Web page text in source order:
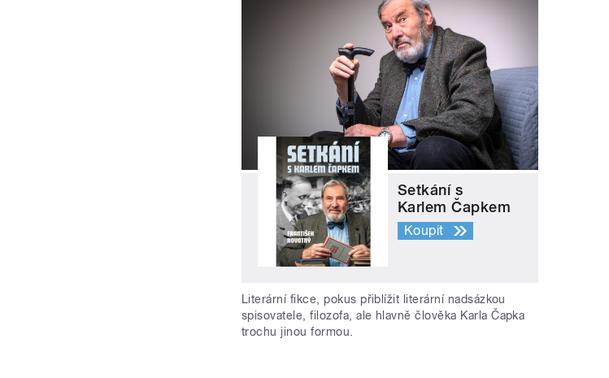
Setkání s
Karlem Čapkem
Koupit
Literární fikce, pokus přiblížit literární nadsázkou
spisovatele, filozofa, ale hlavně člověka Karla Čapka
trochu jinou formou.